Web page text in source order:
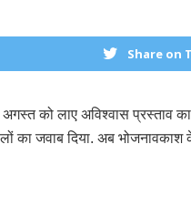
Share on
अगस्त को लाए अविश्वास
का जवाब दिया. अब